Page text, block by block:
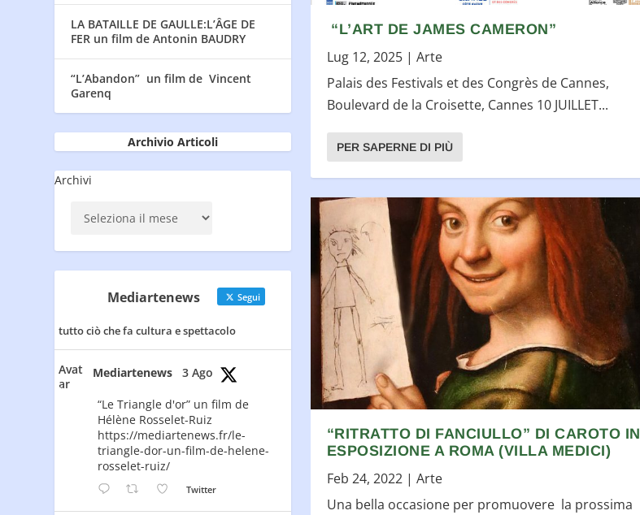
“L’ART DE JAMES CAMERON”
Lug 12, 2025| Arte
Palais des Festivals et des Congrès de Cannes,
Boulevard de la Croisette, Cannes 10 JUILLET...
PER SAPERNE DI PIÙ
“RITRATTO DI FANCIULLO” DI CAROTO IN
ESPOSIZIONE A ROMA (VILLA MEDICI)
Feb 24, 2022| Arte
Una bella occasione per promuovere la prossima
LA BATAILLE DE GAULLE:L’ÂGE DE
FER un film de Antonin BAUDRY
“L’Abandon” un film de Vincent
Garenq
Archivio Articoli
Archivi
Mediartenews Segui
tutto ciò che fa cultura e spettacolo
Avat
ar
Mediartenews 3 Ago
“Le Triangle d'or” un film de
Hélène Rosselet-Ruiz
https://mediartenews.fr/le-
triangle-dor-un-film-de-helene-
rosselet-ruiz/
Twitter